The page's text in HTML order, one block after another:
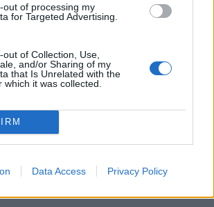
out of processing my
for Targeted Advertising.
of Collection, Use,
and/or Sharing of my
that Is Unrelated with the
which it was collected.
Data Access Privacy Policy